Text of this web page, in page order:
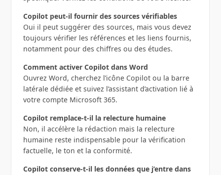
Copilot peut-il fournir des sources vérifiables
Oui il peut suggérer des sources, mais vous devez
toujours vérifier les références et les liens fournis,
notamment pour des chiffres ou des études.
Comment activer Copilot dans Word
Ouvrez Word, cherchez l’icône Copilot ou la barre
latérale dédiée et suivez l’assistant d’activation lié à
votre compte Microsoft 365.
Copilot remplace-t-il la relecture humaine
Non, il accélère la rédaction mais la relecture
humaine reste indispensable pour la vérification
factuelle, le ton et la conformité.
Copilot conserve-t-il les données que j’entre dans